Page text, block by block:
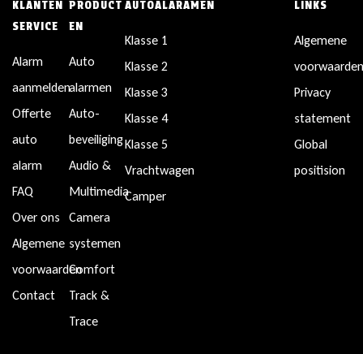
KLANTEN
SERVICE
Alarm
aanmelden
Offerte
auto
alarm
FAQ
Over ons
Algemene
voorwaarden
Contact
PRODUCT
EN
Auto
alarmen
Auto-
beveiliging
Audio &
Multimedia
Camera
systemen
Comfort
Track &
Trace
AUTOALARAMEN
Klasse 1
Klasse 2
Klasse 3
Klasse 4
Klasse 5
Vrachtwagen
Camper
LINKS
Algemene
Privacy
statement
Global
positision